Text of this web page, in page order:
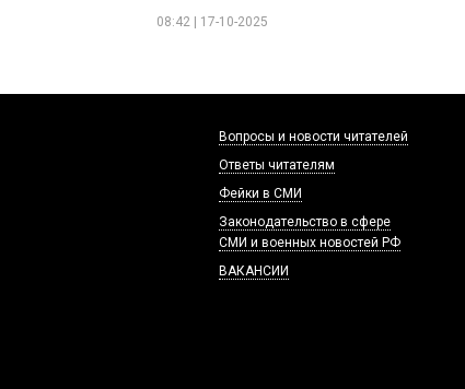
08:42 | 17-10-2025
Вопросы и новости читателей
Ответы читателям
Фейки в СМИ
Законодательство в сфере
СМИ и военных новостей РФ
ВАКАНСИИ